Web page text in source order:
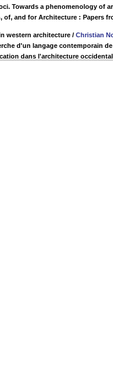
Towards a phenomenology of
of, and for Architecture : Papers
western architecture / Christian
d'un langage contemporain
dans l'architecture